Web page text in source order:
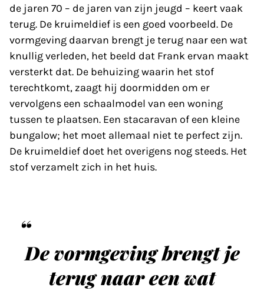
de jaren 70 – de jaren van zijn jeugd – keert vaak
terug. De kruimeldief is een goed voorbeeld. De
vormgeving daarvan brengt je terug naar een wat
knullig verleden, het beeld dat Frank ervan maakt
versterkt dat. De behuizing waarin het stof
terechtkomt, zaagt hij doormidden om er
vervolgens een schaalmodel van een woning
tussen te plaatsen. Een stacaravan of een kleine
bungalow; het moet allemaal niet te perfect zijn.
De kruimeldief doet het overigens nog steeds. Het
stof verzamelt zich in het huis.
De vormgeving brengt je
terug naar een wat